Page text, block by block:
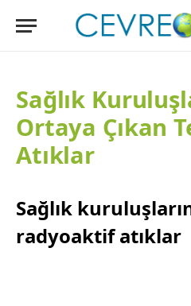
Sağlık
Ortaya Çıkan
Atıklar
Sağlık
radyoaktif atıklar